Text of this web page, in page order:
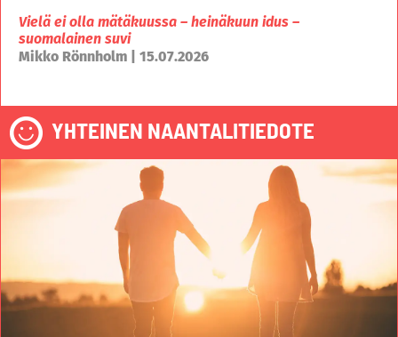
Vielä ei olla mätäkuussa – heinäkuun idus –
suomalainen suvi
Mikko Rönnholm | 15.07.2026
YHTEINEN NAANTALITIEDOTE